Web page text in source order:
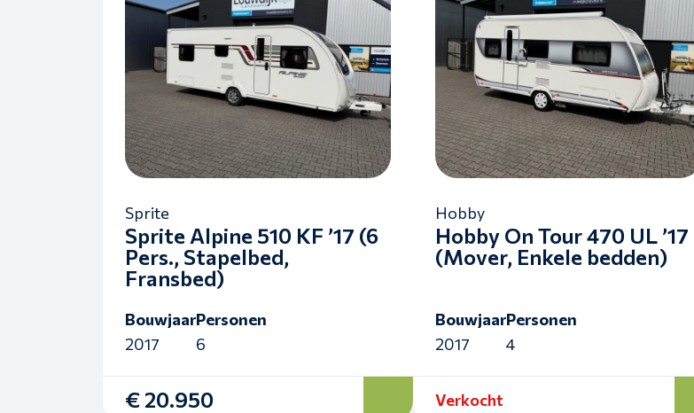
Sprite
Sprite Alpine 510 KF ’17 (6
Pers., Stapelbed,
Fransbed)
Bouwjaar
2017
Personen
6
€ 20.950
Hobby
Hobby On Tour 470 UL ’17
(Mover, Enkele bedden)
Bouwjaar
2017
Personen
4
Verkocht